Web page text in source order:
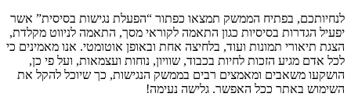
לנחיותכם, בפתיח הממשק תמצאו כפתור “הפעלת נגישות בסיסית” אשר
יפעיל הגדרות בסיסיות כגון התאמה לקוראי מסך, התאמה לניווט מקלדת,
הצגת תיאורי תמונות ועוד, בלחיצה אחת ובאופן אוטומטי. אנו מאמינים כי
לכל אדם מגיע הזכות לחיות בכבוד, שוויון, נוחות ועצמאות, ועל פי כן,
הושקעו משאבים ומאמצים רבים בממשק הנגישות, כך שיוכל להקל את
השימוש באתר ככל האפשר. גלישה נעימה!